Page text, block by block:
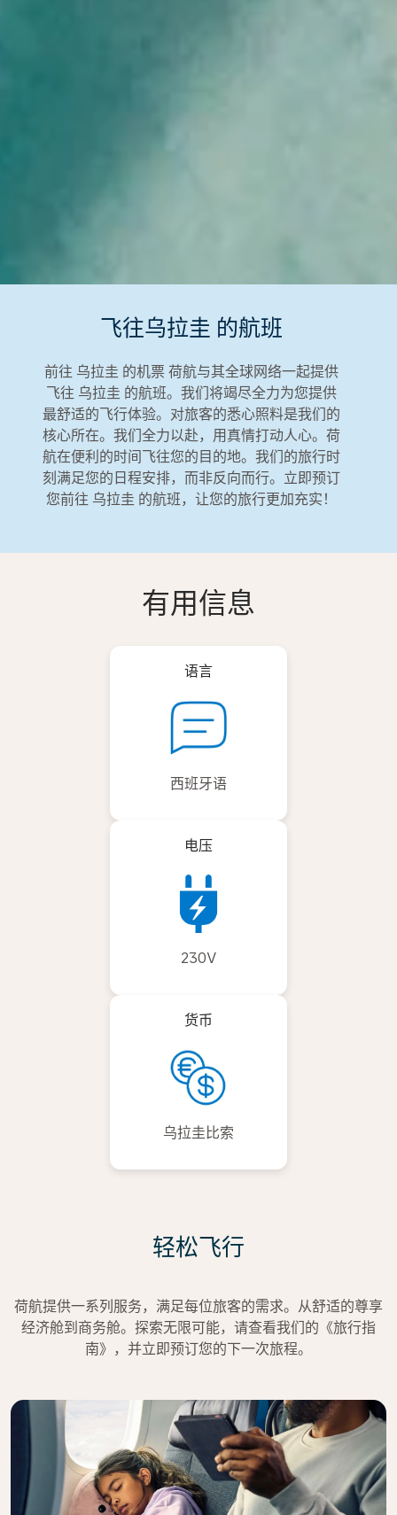
飞往乌拉圭 的航班
前往 乌拉圭 的机票 荷航与其全球网络一起提供
飞往 乌拉圭 的航班。我们将竭尽全力为您提供
最舒适的飞行体验。对旅客的悉心照料是我们的
核心所在。我们全力以赴，用真情打动人心。荷
航在便利的时间飞往您的目的地。我们的旅行时
刻满足您的日程安排，而非反向而行。立即预订
您前往 乌拉圭 的航班，让您的旅行更加充实！
有用信息
语言
西班牙语
电压
230V
货币
乌拉圭比索
轻松飞行
荷航提供一系列服务，满足每位旅客的需求。从舒适的尊享
经济舱到商务舱。探索无限可能，请查看我们的《旅行指
南》，并立即预订您的下一次旅程。